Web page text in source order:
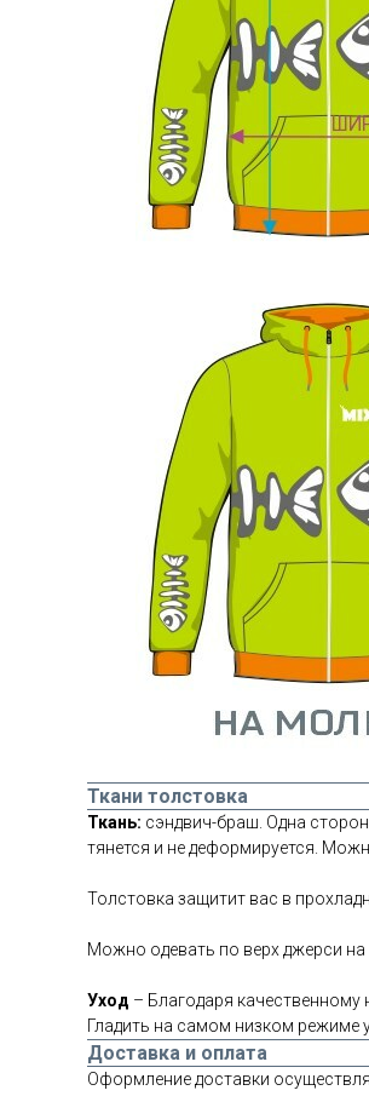
Ткани толстовка
Ткань: сэндвич-браш. Одна
тянется и не деформируется.
Толстовка защитит вас в
Можно одевать по верх джерси
Уход – Благодаря
Гладить на самом низком режиме
Доставка и оплата
Оформление доставки